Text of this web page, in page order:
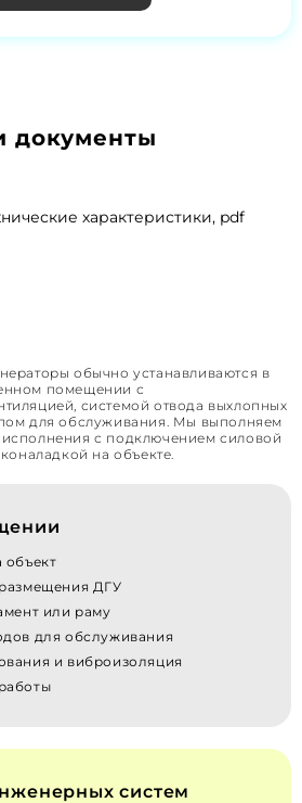
документы
характеристики, pdf
обычно устанавливаются в
помещении с
системой отвода выхлопных
для обслуживания. Мы выполняем
исполнения с подключением силовой
на объекте.
объект
ДГУ
или раму
для обслуживания
и виброизоляция
систем